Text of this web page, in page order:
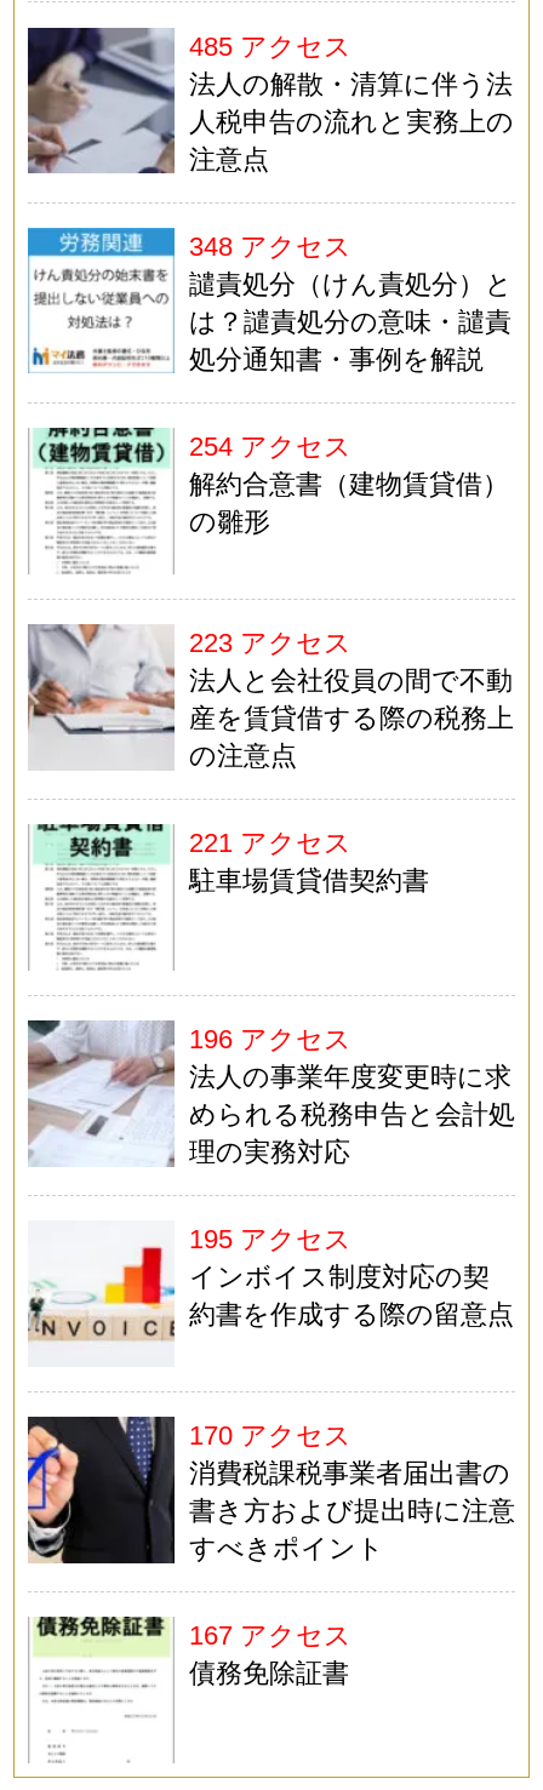
485 アクセス
法人の解散・清算に伴う法
人税申告の流れと実務上の
注意点
348 アクセス
譴責処分（けん責処分）と
は？譴責処分の意味・譴責
処分通知書・事例を解説
254 アクセス
解約合意書（建物賃貸借）
の雛形
223 アクセス
法人と会社役員の間で不動
産を賃貸借する際の税務上
の注意点
221 アクセス
駐車場賃貸借契約書
196 アクセス
法人の事業年度変更時に求
められる税務申告と会計処
理の実務対応
195 アクセス
インボイス制度対応の契
約書を作成する際の留意点
170 アクセス
消費税課税事業者届出書の
書き方および提出時に注意
すべきポイント
167 アクセス
債務免除証書